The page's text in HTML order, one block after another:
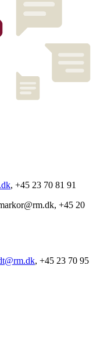
, +45 23 70 81 91
+45 20
, +45 23 70 95